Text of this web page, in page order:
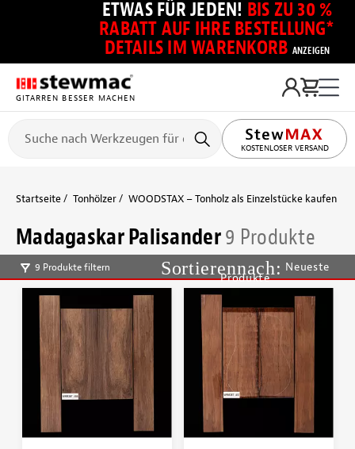
ETWAS FÜR JEDEN! BIS ZU 30 %
RABATT AUF IHRE BESTELLUNG*
DETAILS IM WARENKORB ANZEIGEN
GITARREN BESSER MACHEN
KOSTENLOSER VERSAND
Startseite Tonhölzer WOODSTAX – Tonholz als Einzelstücke kaufen
Madagaskar Palisander9 Produkte
9 Produkte filtern
Neueste
Produkte